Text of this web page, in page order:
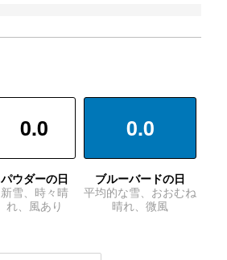
0.0
パウダーの日
新雪、時々晴
れ、風あり
0.0
ブルーバードの日
平均的な雪、おおむね
晴れ、微風